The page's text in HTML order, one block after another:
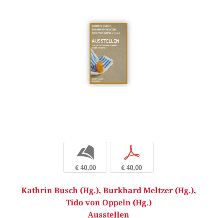
b
€ 40,00
p
€ 40,00
Kathrin Busch (Hg.), Burkhard Meltzer (Hg.),
Tido von Oppeln (Hg.)
Ausstellen